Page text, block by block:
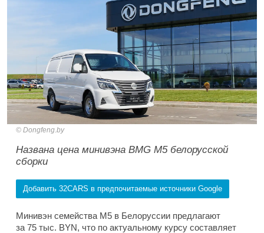
Dongfeng.by
Названа цена минивэна BMG M5 белорусской
сборки
Добавить 32CARS в предпочитаемые источники Google
Минивэн семейства M5 в Белоруссии предлагают
за 75 тыс. BYN, что по актуальному курсу составляет